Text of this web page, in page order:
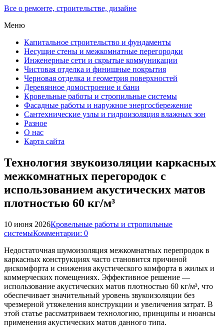
Все о ремонте, строительстве, дизайне
Меню
Капитальное строительство и фундаменты
Несущие стены и межкомнатные перегородки
Инженерные сети и скрытые коммуникации
Чистовая отделка и финишные покрытия
Черновая отделка и геометрия поверхностей
Деревянное домостроение и бани
Кровельные работы и стропильные системы
Фасадные работы и наружное энергосбережение
Сантехнические узлы и гидроизоляция влажных зон
Разное
О нас
Карта сайта
Технология звукоизоляции каркасных
межкомнатных перегородок с
использованием акустических матов
плотностью 60 кг/м³
10 июня 2026Кровельные работы и стропильные
системыКомментарии: 0
Недостаточная шумоизоляция межкомнатных перепродок в
каркасных конструкциях часто становится причиной
дискомфорта и снижения акустического комфорта в жилых и
коммерческих помещениях. Эффективное решение —
использование акустических матов плотностью 60 кг/м³, что
обеспечивает значительный уровень звукоизоляции без
чрезмерной утяжеления конструкции и увеличения затрат. В
этой статье рассматриваем технологию, принципы и нюансы
применения акустических матов данного типа.